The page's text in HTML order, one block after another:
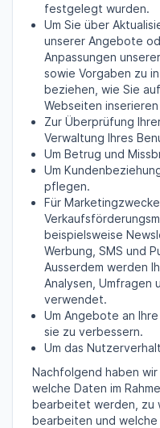
festgelegt wurden.
Um Sie über
unserer Angebote
Anpassungen
sowie Vorgaben zu
beziehen, wie Sie
Webseiten
Zur Überprüfung
Verwaltung Ihres
Um Betrug und
Um
pflegen.
Für
beispielsweise
Werbung, SMS und
Ausserdem werden
Analysen, Umfragen
verwendet.
Um Angebote an
sie zu verbessern.
Um das
Nachfolgend haben
welche Daten im
bearbeitet werden, zu
bearbeiten und